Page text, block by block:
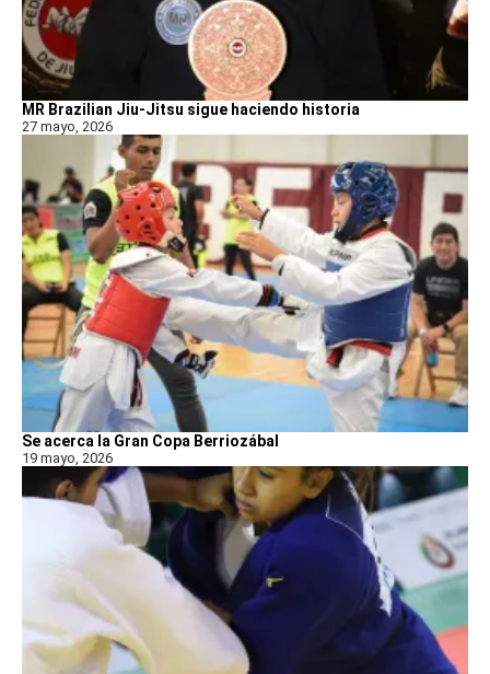
MR Brazilian Jiu-Jitsu sigue haciendo historia
27 mayo, 2026
Se acerca la Gran Copa Berriozábal
19 mayo, 2026